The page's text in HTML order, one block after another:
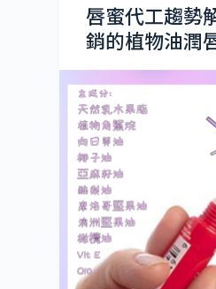
唇蜜代工趨勢
銷的植物油潤